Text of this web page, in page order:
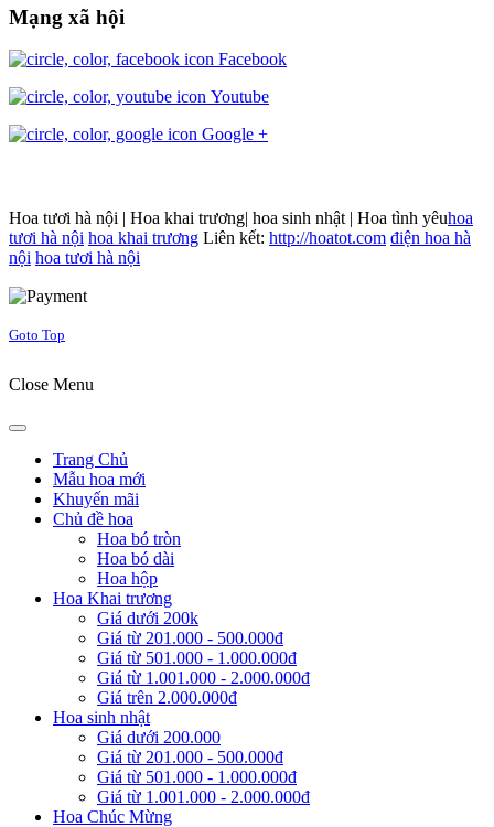
Mạng xã hội
Facebook
Youtube
Google +
Hoa tươi hà nội | Hoa khai trương| hoa sinh nhật | Hoa tình yêuhoa
tươi hà nội hoa khai trương Liên kết: http://hoatot.com điện hoa hà
nội hoa tươi hà nội
Goto Top
Close Menu
Trang Chủ
Mẫu hoa mới
Khuyến mãi
Chủ đề hoa
Hoa bó tròn
Hoa bó dài
Hoa hộp
Hoa Khai trương
Giá dưới 200k
Giá từ 201.000 - 500.000đ
Giá từ 501.000 - 1.000.000đ
Giá từ 1.001.000 - 2.000.000đ
Giá trên 2.000.000đ
Hoa sinh nhật
Giá dưới 200.000
Giá từ 201.000 - 500.000đ
Giá từ 501.000 - 1.000.000đ
Giá từ 1.001.000 - 2.000.000đ
Hoa Chúc Mừng